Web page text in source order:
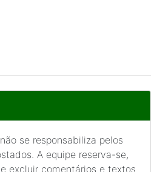
se responsabiliza pelos
A equipe reserva-se,
excluir comentários e textos